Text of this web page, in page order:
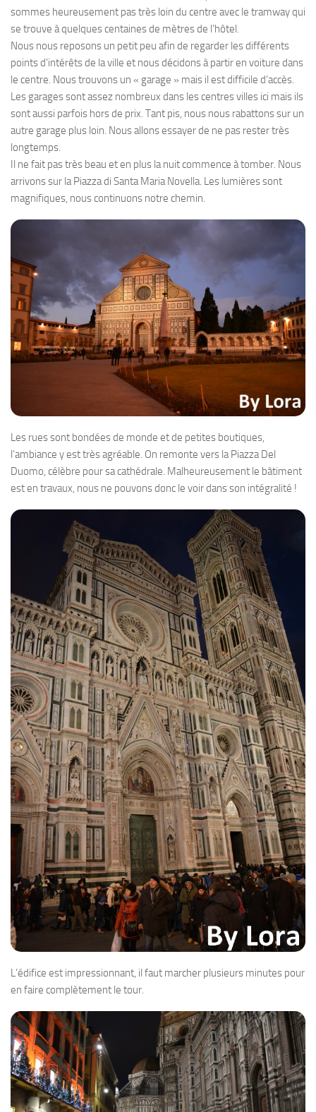
sommes heureusement pas très loin du centre avec le tramway qui
se trouve à quelques centaines de mètres de l’hôtel.
Nous nous reposons un petit peu afin de regarder les différents
points d’intérêts de la ville et nous décidons à partir en voiture dans
le centre. Nous trouvons un « garage » mais il est difficile d’accès.
Les garages sont assez nombreux dans les centres villes ici mais ils
sont aussi parfois hors de prix. Tant pis, nous nous rabattons sur un
autre garage plus loin. Nous allons essayer de ne pas rester très
longtemps.
Il ne fait pas très beau et en plus la nuit commence à tomber. Nous
arrivons sur la Piazza di Santa Maria Novella. Les lumières sont
magnifiques, nous continuons notre chemin.
Les rues sont bondées de monde et de petites boutiques,
l’ambiance y est très agréable. On remonte vers la Piazza Del
Duomo, célèbre pour sa cathédrale. Malheureusement le bâtiment
est en travaux, nous ne pouvons donc le voir dans son intégralité !
L’édifice est impressionnant, il faut marcher plusieurs minutes pour
en faire complètement le tour.